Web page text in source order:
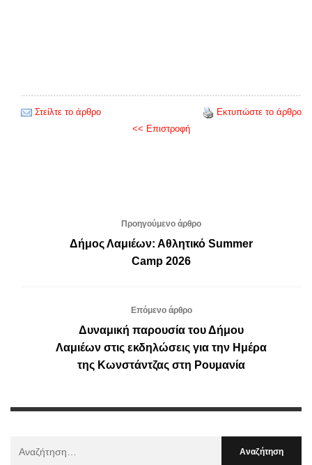
Στείλτε το άρθρο
Εκτυπώστε το άρθρο
<< Επιστροφή
Προηγούμενο άρθρο
Δήμος Λαμιέων: Αθλητικό Summer
Camp 2026
Επόμενο άρθρο
Δυναμική παρουσία του Δήμου
Λαμιέων στις εκδηλώσεις για την Ημέρα
της Κωνστάντζας στη Ρουμανία